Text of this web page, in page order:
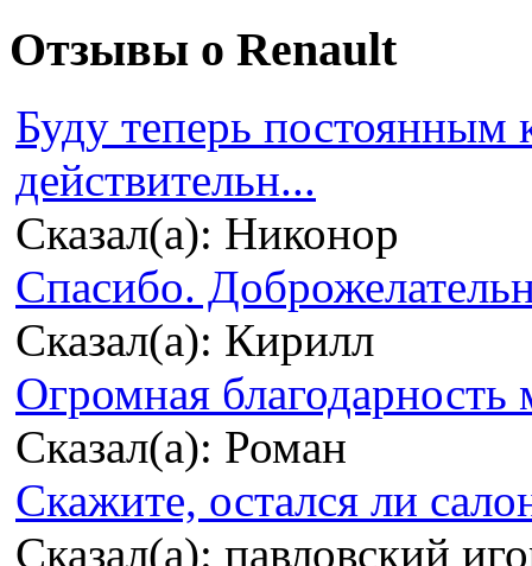
Отзывы о Renault
Буду теперь
действительн...
Сказал(а): Никонор
Спасибо.
Сказал(а): Кирилл
Огромная благодарность
Сказал(а): Роман
Скажите, остался ли
Сказал(а): павловский